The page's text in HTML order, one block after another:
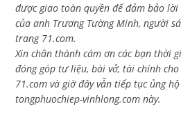
được giao toàn quyền để đảm bảo
của anh Trương Tường Minh, người
trang 71.com.
Xin chân thành cám ơn các bạn thời
đóng góp tư liệu, bài vở, tài chính
71.com và giờ đây vẫn tiếp tục ủng
tongphuochiep-vinhlong.com này.